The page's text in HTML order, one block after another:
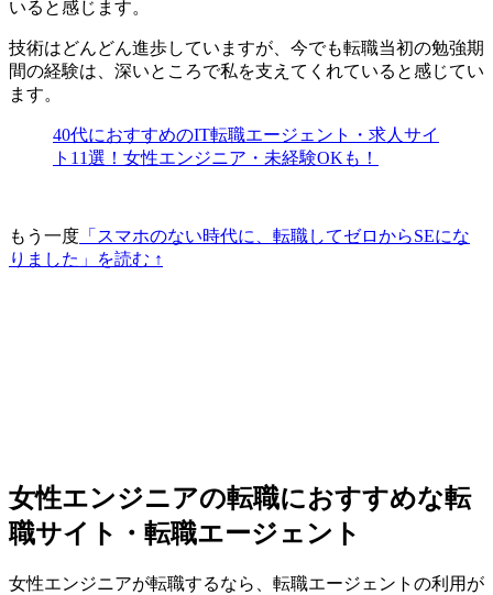
いる と感じます。
技術はどんどん進歩していますが、今でも転職当初の勉強期
間の経験は、深いところで私を支えてくれていると感じてい
ます。
40代におすすめのIT転職エージェント・求人サイ
ト11選！女性エンジニア・未経験OKも！
もう一度 「スマホのない時代に、転職してゼロからSEにな
りました」を読む ↑
女性エンジニアの転職におすすめな転
職サイト・転職エージェント
女性エンジニアが転職するなら、転職エージェントの利用が